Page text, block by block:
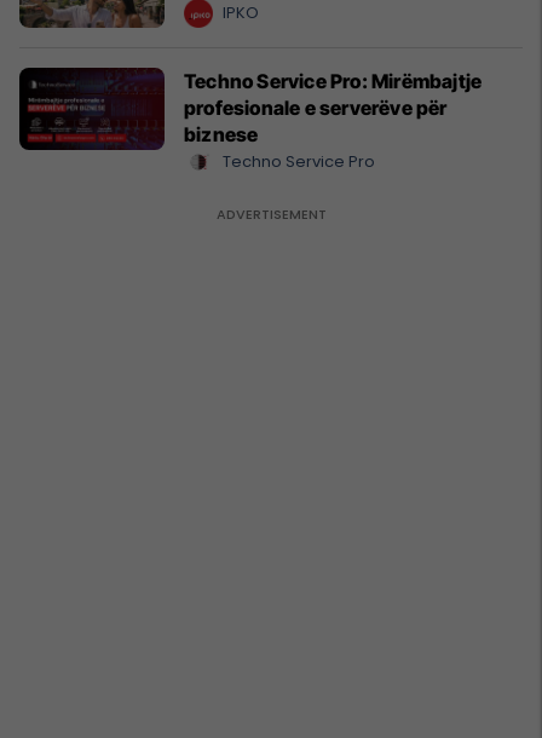
IPKO
Techno Service Pro: Mirëmbajtje
profesionale e serverëve për
biznese
Techno Service Pro